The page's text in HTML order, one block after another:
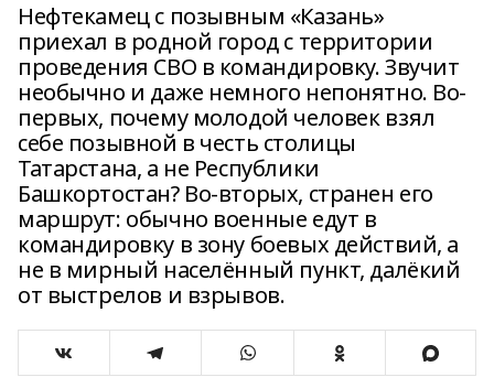
Нефтекамец с позывным «Казань»
приехал в родной город с территории
проведения СВО в командировку. Звучит
необычно и даже немного непонятно. Во-
первых, почему молодой человек взял
себе позывной в честь столицы
Татарстана, а не Республики
Башкортостан? Во-вторых, странен его
маршрут: обычно военные едут в
командировку в зону боевых действий, а
не в мирный населённый пункт, далёкий
от выстрелов и взрывов.